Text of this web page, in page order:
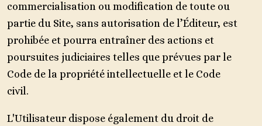
commercialisation ou modification de toute ou
partie du Site, sans autorisation de l’Éditeur, est
prohibée et pourra entraîner des actions et
poursuites judiciaires telles que prévues par le
Code de la propriété intellectuelle et le Code
civil.
L'Utilisateur dispose également du droit de